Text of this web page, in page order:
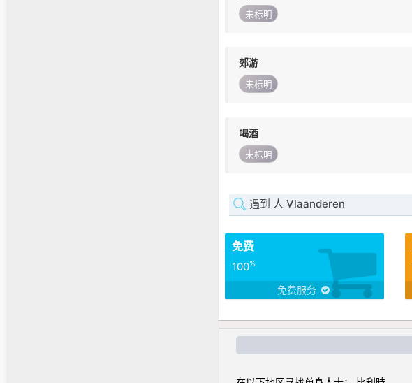
未标明
郊游
未标明
喝酒
未标明
遇到 人 Vlaanderen
免费
100%
免费服务